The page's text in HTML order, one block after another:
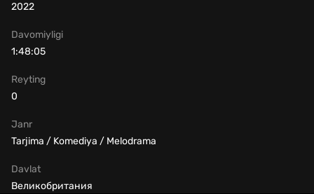
2022
Janr
Tarjima / Komediya / Melodrama
Davomiyligi
1:48:05
Davlat
Великобритания
Reyting
0